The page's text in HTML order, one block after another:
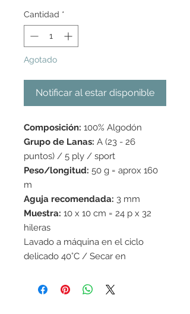
Cantidad *
Agotado
Notificar al estar disponible
Composición: 100% Algodón
Grupo de Lanas: A (23 - 26
puntos) / 5 ply / sport
Peso/longitud: 50 g = aprox 160
m
Aguja recomendada: 3 mm
Muestra: 10 x 10 cm = 24 p x 32
hileras
Lavado a máquina en el ciclo
delicado 40°C / Secar en